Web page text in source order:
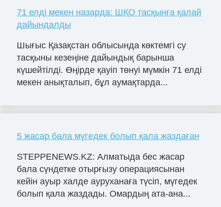
71 елді мекен назарда: ШҚО тасқынға қалай
дайындалды
Шығыс Қазақстан облысында көктемгі су
тасқыны кезеңіне дайындық барынша
күшейтілді. Өңірде қауіп төнуі мүмкін 71 елді
мекен анықталып, бұл аумақтарда...
5 жасар бала мүгедек болып қала жаздаған
STEPPENEWS.KZ: Алматыда бес жасар
бала сүндетке отырғызу операциясынан
кейін ауыр халде ауруханаға түсіп, мүгедек
болып қала жаздады. Омардың ата-ана...